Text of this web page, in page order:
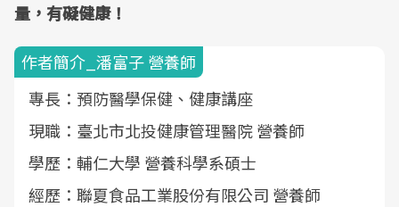
量，有礙健康！
作者簡介_潘富子 營養師
專長：預防醫學保健、健康講座
現職：臺北市北投健康管理醫院 營養師
學歷：輔仁大學 營養科學系碩士
經歷：聯夏食品工業股份有限公司 營養師